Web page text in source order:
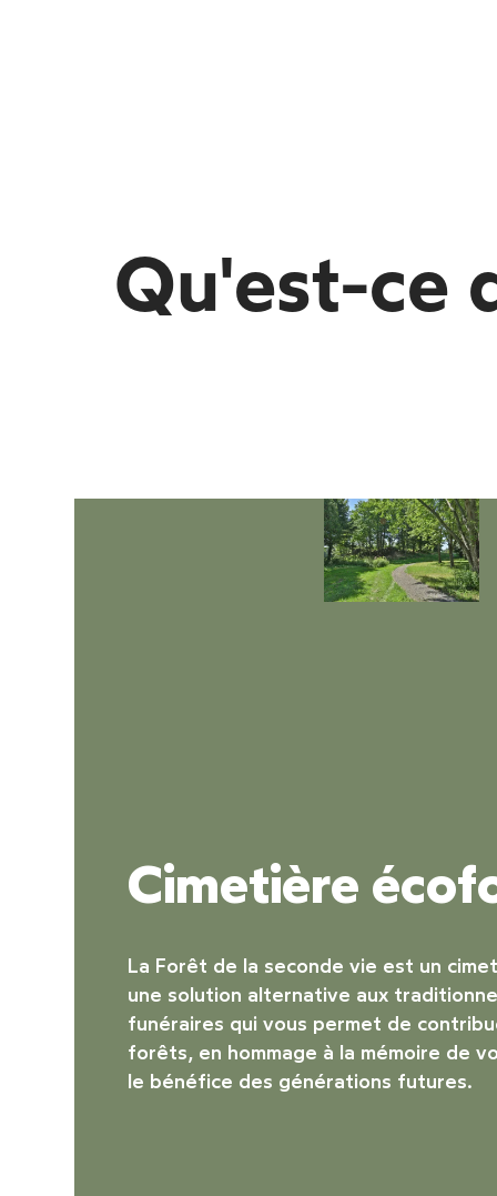
Qu'est-ce
Cimetière
La Forêt de la seconde vie est un
une solution alternative aux
funéraires qui vous permet de
forêts, en hommage à la mémoire de
le bénéfice des générations futures.